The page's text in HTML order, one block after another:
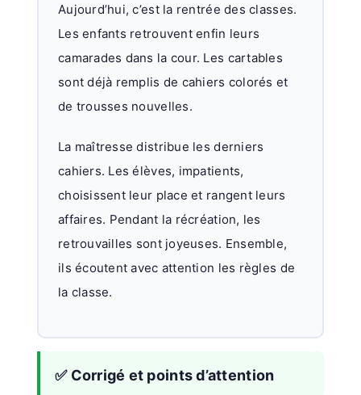
Aujourd’hui, c’est la rentrée des classes.
Les enfants retrouvent enfin leurs
camarades dans la cour. Les cartables
sont déjà remplis de cahiers colorés et
de trousses nouvelles.
La maîtresse distribue les derniers
cahiers. Les élèves, impatients,
choisissent leur place et rangent leurs
affaires. Pendant la récréation, les
retrouvailles sont joyeuses. Ensemble,
ils écoutent avec attention les règles de
la classe.
✅ Corrigé et points d’attention